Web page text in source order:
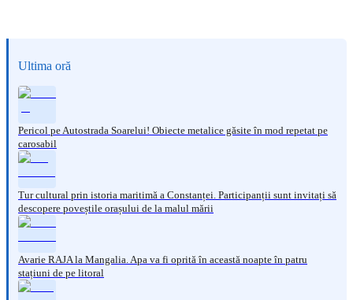
Ultima oră
Pericol pe Autostrada Soarelui! Obiecte metalice găsite în mod repetat pe
carosabil
Tur cultural prin istoria maritimă a Constanței. Participanții sunt invitați să
descopere poveștile orașului de la malul mării
Avarie RAJA la Mangalia. Apa va fi oprită în această noapte în patru
stațiuni de pe litoral